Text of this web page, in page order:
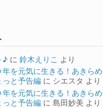
♪に 鈴木えりこ より
年を元気に生きる！あきら
っと予告編に シエスタ より
年を元気に生きる！あきら
っと予告編に 島田妙美 より